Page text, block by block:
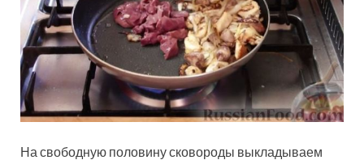
На свободную половину сковороды выкладываем